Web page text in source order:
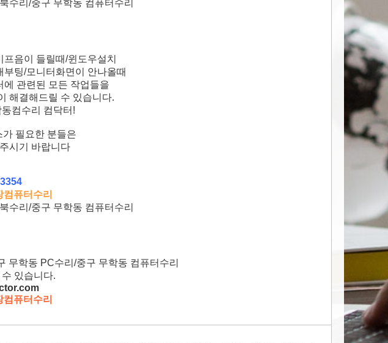
수리/중구 무학동 컴퓨터수리
음이 들릴때/윈도우설치
팅/모니터화면이 안나올때
에 관련된 모든 작업들을
해결해드릴 수 있습니다.
컴수리 컴닥터!
필요한 분들은
시기 바랍니다
퓨터수리
수리/중구 무학동 컴퓨터수리
무학동 PC수리/중구 무학동 컴퓨터수리
있습니다.
om
퓨터수리